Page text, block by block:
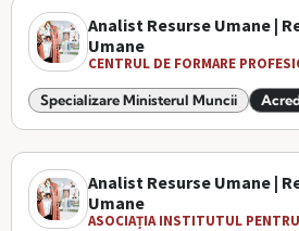
Analist Resurse Umane |
Umane
CENTRUL DE FORMARE
Specializare Ministerul Muncii
Analist Resurse Umane |
Umane
ASOCIAȚIA INSTITUTUL